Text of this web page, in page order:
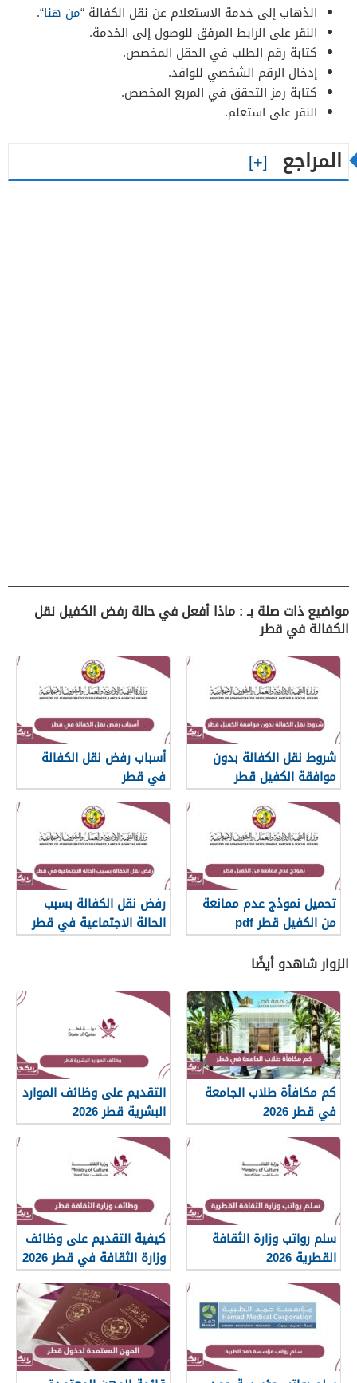
الذهاب إلى خدمة الاستعلام عن نقل الكفالة “من هنا“.
النقر على الرابط المرفق للوصول إلى الخدمة.
كتابة رقم الطلب في الحقل المخصص.
إدخال الرقم الشخصي للوافد.
كتابة رمز التحقق في المربع المخصص.
النقر على استعلم.
المراجع
مواضيع ذات صلة بـ : ماذا أفعل في حالة رفض الكفيل نقل
الكفالة في قطر
شروط نقل الكفالة بدون
موافقة الكفيل قطر
أسباب رفض نقل الكفالة
في قطر
تحميل نموذج عدم ممانعة
من الكفيل قطر pdf
رفض نقل الكفالة بسبب
الحالة الاجتماعية في قطر
الزوار شاهدو أيضًا
كم مكافأة طلاب الجامعة
في قطر 2026
التقديم على وظائف الموارد
البشرية قطر 2026
سلم رواتب وزارة الثقافة
القطرية 2026
كيفية التقديم على وظائف
وزارة الثقافة في قطر 2026